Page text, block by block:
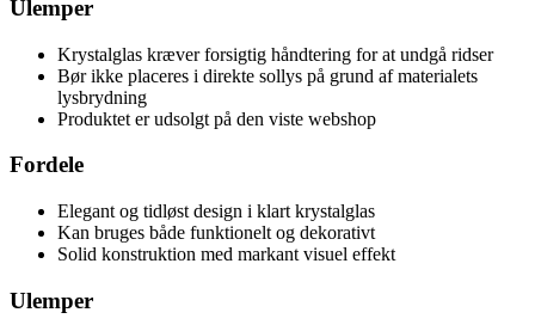
Ulemper
Krystalglas kræver forsigtig håndtering for at undgå ridser
Bør ikke placeres i direkte sollys på grund af materialets
lysbrydning
Produktet er udsolgt på den viste webshop
Fordele
Elegant og tidløst design i klart krystalglas
Kan bruges både funktionelt og dekorativt
Solid konstruktion med markant visuel effekt
Ulemper